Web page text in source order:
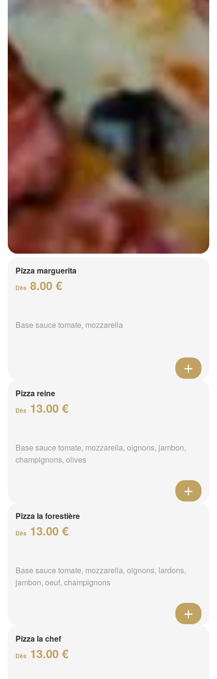
Pizza marguerita
Dès 8.00 €
Base sauce tomate, mozzarella
Pizza reine
Dès 13.00 €
Base sauce tomate, mozzarella, oignons, jambon,
champignons, olives
Pizza la forestière
Dès 13.00 €
Base sauce tomate, mozzarella, oignons, lardons,
jambon, oeuf, champignons
Pizza la chef
Dès 13.00 €